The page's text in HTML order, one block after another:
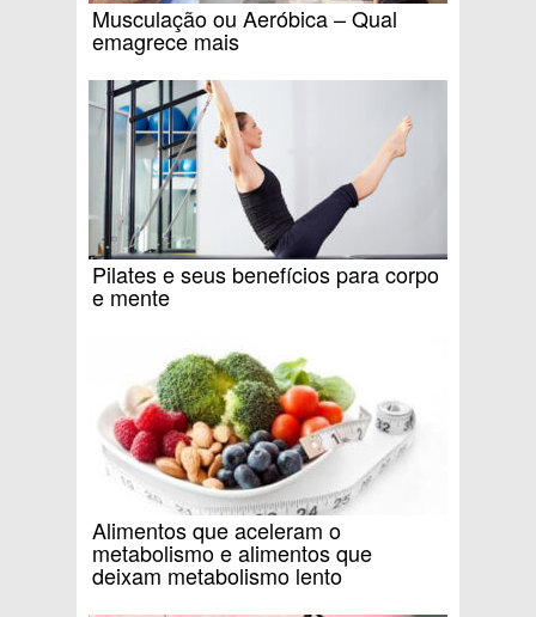
Musculação ou Aeróbica – Qual
emagrece mais
Pilates e seus benefícios para corpo
e mente
Alimentos que aceleram o
metabolismo e alimentos que
deixam metabolismo lento